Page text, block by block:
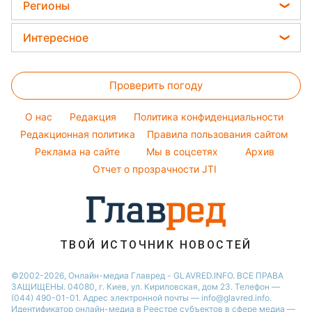
Ани Лорак
Кейт Миддлтон
Алла Пугачева
Максим Галкин
Настя Каменских
Виталий Козловский
Потап
София Ротару
Комнатные растения
Все о сале
Красивый маникюр
Модные ошибки
Новости моды
Советы от Андре Тана
Женские стрижки
Регионы
Новости Харькова
Новости Львова
Новости Полтавы
Новости Днепра
Новости Сум
Новости Тернополя
Новости Черкассы
Новости Одессы
Интересное
Тесты по картинке
Оптические иллюзии
Народные приметы
Все о шоу-бизнесе
Проверить погоду
O нас Редакция
Политика конфиденциальности
Редакционная политика
Правила пользования сайтом
Реклама на сайте
Мы в соцсетях
Архив
Отчет о прозрачности JTI
ТВОЙ ИСТОЧНИК НОВОСТЕЙ
©2002-2026, Онлайн-медиа Главред - GLAVRED.INFO. ВСЕ ПРАВА
ЗАЩИЩЕНЫ. 04080, г. Киев, ул. Кириловская, дом 23. Телефон —
(044) 490-01-01. Адрес электронной почты — info@glavred.info.
Идентификатор онлайн-медиа в Реестре cубъектов в сфере медиа —